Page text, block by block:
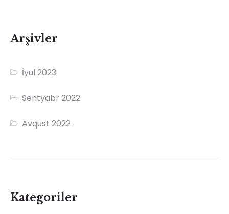
Arşivler
İyul 2023
Sentyabr 2022
Avqust 2022
Kategoriler